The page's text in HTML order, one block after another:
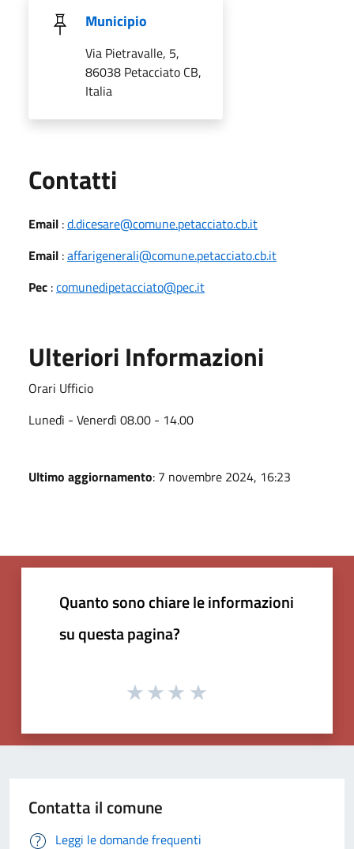
Municipio
Via Pietravalle, 5,
86038 Petacciato CB,
Italia
Contatti
Email :d.dicesare@comune.petacciato.cb.it
Email :affarigenerali@comune.petacciato.cb.it
Pec :comunedipetacciato@pec.it
Ulteriori Informazioni
Orari Ufficio
Lunedì - Venerdì 08.00 - 14.00
Ultimo aggiornamento: 7 novembre 2024, 16:23
Quanto sono chiare le informazioni
su questa pagina?
Contatta il comune
Leggi le domande frequenti